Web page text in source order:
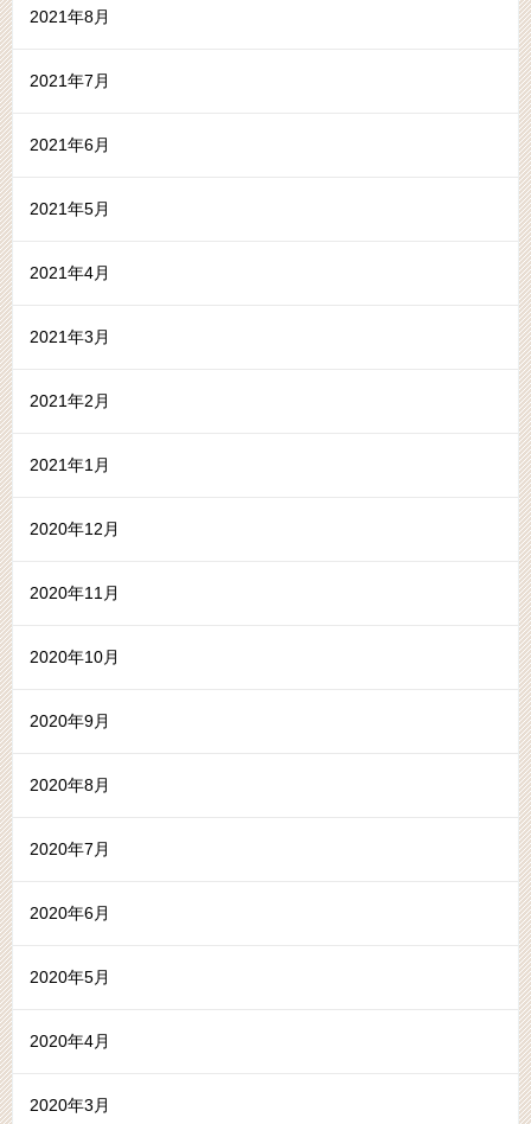
2021年8月
2021年7月
2021年6月
2021年5月
2021年4月
2021年3月
2021年2月
2021年1月
2020年12月
2020年11月
2020年10月
2020年9月
2020年8月
2020年7月
2020年6月
2020年5月
2020年4月
2020年3月